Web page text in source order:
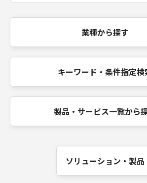
業種から探す
キーワード・条件指定検
製品・サービス一覧から
ソリューション・製品